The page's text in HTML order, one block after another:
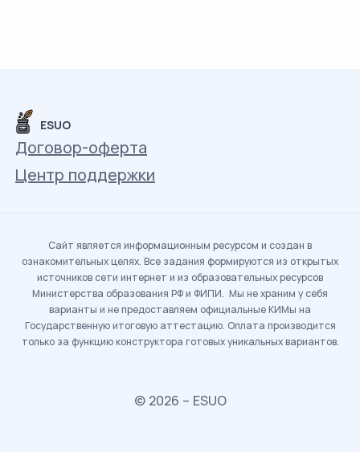
ESUO
Договор-оферта
Центр поддержки
Сайт является информационным ресурсом и создан в
ознакомительных целях. Все задания формируются из открытых
источников сети интернет и из образовательных ресурсов
Министерства образования РФ и ФИПИ. Мы не храним у себя
варианты и не предоставляем официальные КИМы на
Государственную итоговую аттестацию. Оплата производится
только за функцию конструктора готовых уникальных вариантов.
© 2026 – ESUO